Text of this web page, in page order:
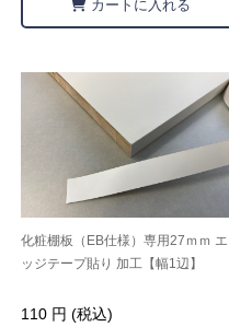
カートに入れる
化粧棚板（EB仕様）専用27ｍｍ エ
ッジテープ貼り 加工【幅1辺】
110 円 (税込)